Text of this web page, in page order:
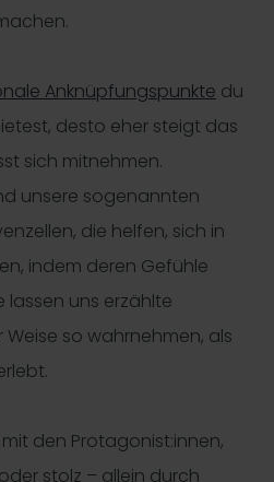
Anknüpfungspunkte du
desto eher steigt das
sich mitnehmen.
unsere sogenannten
die helfen, sich in
indem deren Gefühle
lassen uns erzählte
so wahrnehmen, als
den Protagonist:innen,
stolz – allein durch